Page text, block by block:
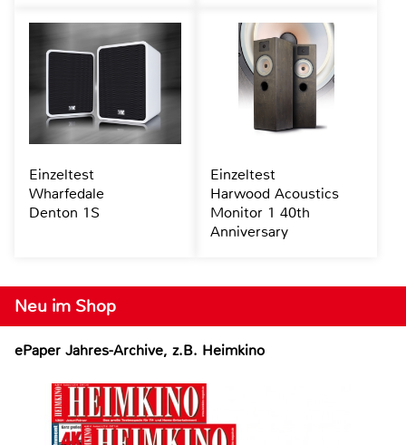
Neu im Shop
ePaper Jahres-Archive, z.B. Heimkino
Einzeltest
Wharfedale
Denton 1S
Einzeltest
Harwood Acoustics
Monitor 1 40th
Anniversary